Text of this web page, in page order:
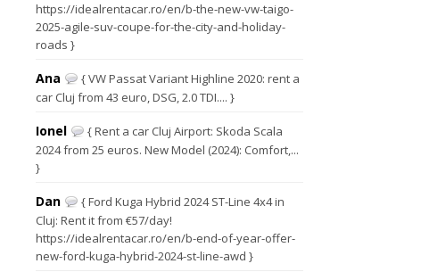
https://idealrentacar.ro/en/b-the-new-vw-taigo-
2025-agile-suv-coupe-for-the-city-and-holiday-
roads }
Ana
{ VW Passat Variant Highline 2020: rent a
car Cluj from 43 euro, DSG, 2.0 TDI.... }
Ionel
{ Rent a car Cluj Airport: Skoda Scala
2024 from 25 euros. New Model (2024): Comfort,...
}
Dan
{ Ford Kuga Hybrid 2024 ST-Line 4x4 in
Cluj: Rent it from €57/day!
https://idealrentacar.ro/en/b-end-of-year-offer-
new-ford-kuga-hybrid-2024-st-line-awd }